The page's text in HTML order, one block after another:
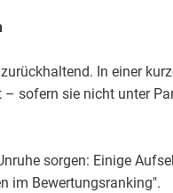
In einer
sofern sie nicht unter
sorgen: Einige
im Bewertungsranking".